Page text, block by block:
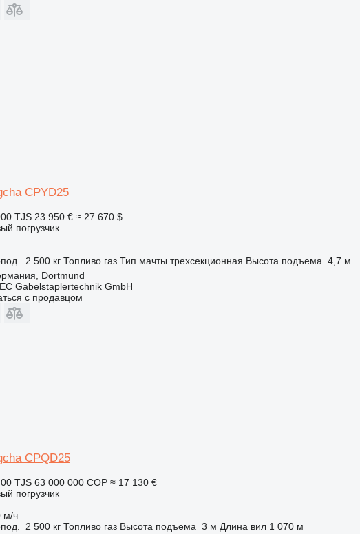
CPYD25
TJS 23 950 € ≈ 27 670 $
погрузчик
2 500 кг Топливо газ Тип мачты трехсекционная Высота подъема 4,7 м
Dortmund
Gabelstaplertechnik GmbH
с продавцом
CPQD25
TJS 63 000 000 COP ≈ 17 130 €
погрузчик
м/ч
2 500 кг Топливо газ Высота подъема 3 м Длина вил 1 070 м